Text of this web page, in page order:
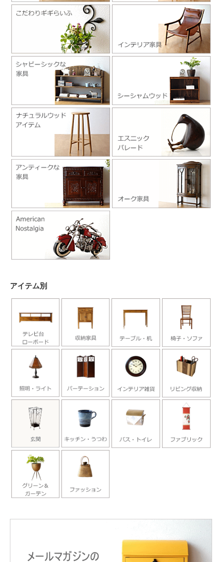
アイテム別